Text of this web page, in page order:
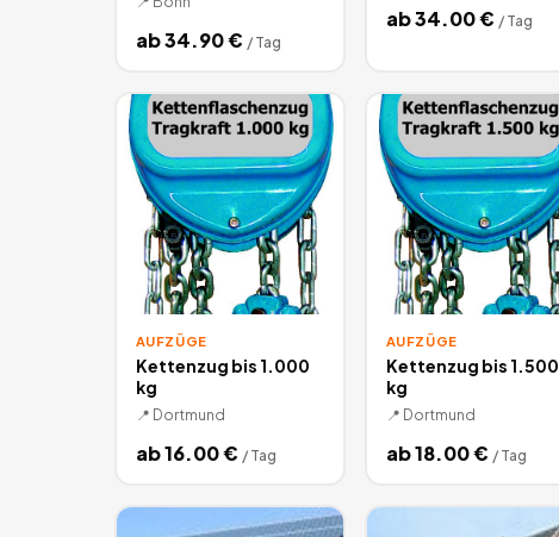
ab34.90€ / Tag
ab34.00€ / Tag
AUFZÜGE
Kettenzug bis 1.000
kg
📍 Dortmund
ab16.00€ / Tag
AUFZÜGE
Kettenzug bis 1.500
kg
📍 Dortmund
ab18.00€ / Tag